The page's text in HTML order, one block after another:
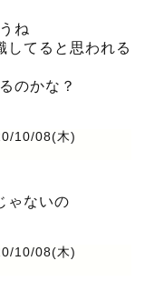
ね
してると思われる
のかな？
10/08(木)
ゃないの
10/08(木)